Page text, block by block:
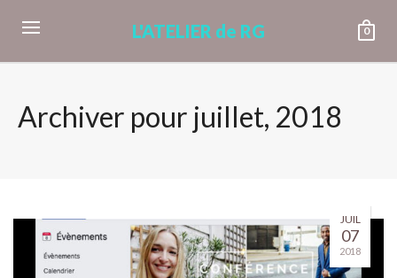
L'ATELIER de RG 0
Archiver pour juillet, 2018
JUIL
07
2018